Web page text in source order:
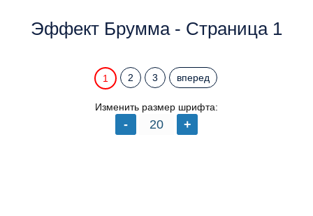
Эффект Брумма - Страница 1
1 2 3 вперед
Изменить размер шрифта: